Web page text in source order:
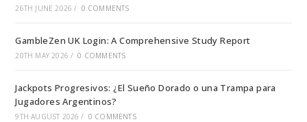
26TH JUNE 2026 / 0 COMMENTS
GambleZen UK Login: A Comprehensive Study Report
20TH MAY 2026 / 0 COMMENTS
Jackpots Progresivos: ¿El Sueño Dorado o una Trampa para
Jugadores Argentinos?
9TH AUGUST 2026 / 0 COMMENTS